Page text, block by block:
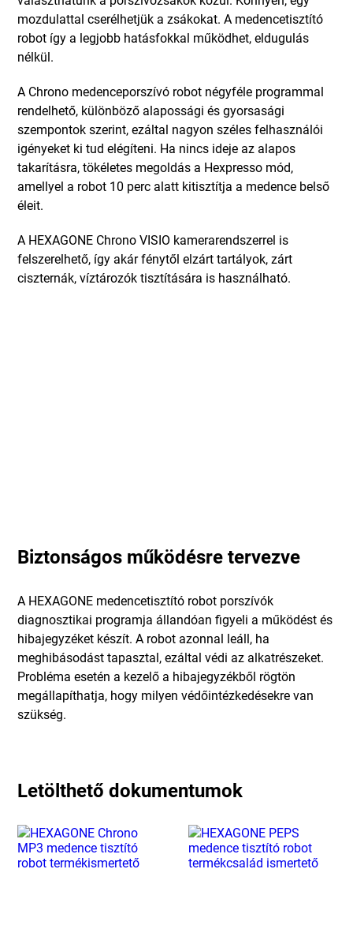
mozdulattal cserélhetjük a zsákokat. A medencetisztító
robot így a legjobb hatásfokkal működhet, eldugulás
nélkül.
A Chrono medenceporszívó robot négyféle programmal
rendelhető, különböző alapossági és gyorsasági
szempontok szerint, ezáltal nagyon széles felhasználói
igényeket ki tud elégíteni. Ha nincs ideje az alapos
takarításra, tökéletes megoldás a Hexpresso mód,
amellyel a robot 10 perc alatt kitisztítja a medence belső
éleit.
A HEXAGONE Chrono VISIO kamerarendszerrel is
felszerelhető, így akár fénytől elzárt tartályok, zárt
ciszternák, víztározók tisztítására is használható.
Biztonságos működésre tervezve
A HEXAGONE medencetisztító robot porszívók
diagnosztikai programja állandóan figyeli a működést és
hibajegyzéket készít. A robot azonnal leáll, ha
meghibásodást tapasztal, ezáltal védi az alkatrészeket.
Probléma esetén a kezelő a hibajegyzékből rögtön
megállapíthatja, hogy milyen védőintézkedésekre van
szükség.
Letölthető dokumentumok